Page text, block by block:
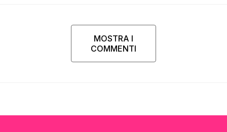
MOSTRA I
COMMENTI